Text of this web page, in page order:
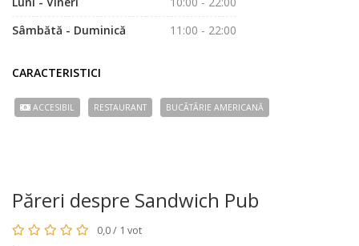
Sâmbătă - Duminică
11:00 - 22:00
CARACTERISTICI
ACCESIBIL RESTAURANT BUCÃTÃRIE AMERICANĂ
Păreri despre Sandwich Pub
0,0 / 1 vot